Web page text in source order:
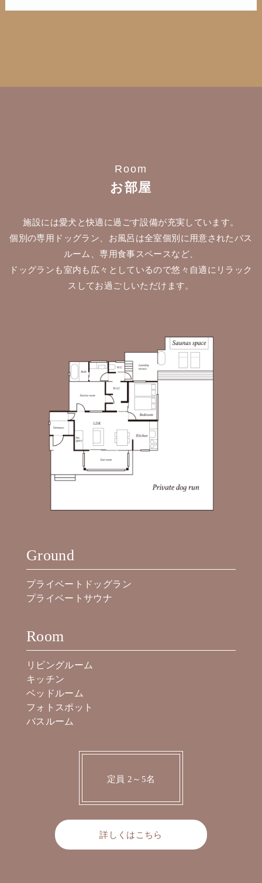
Room
お部屋
施設には愛犬と快適に過ごす設備が充実しています。
個別の専用ドッグラン、お風呂は全室個別に用意されたバス
ルーム、専用食事スペースなど、
ドッグランも室内も広々としているので悠々自適にリラック
スしてお過ごしいただけます。
Ground
プライベートドッグラン
プライベートサウナ
Room
リビングルーム
キッチン
ベッドルーム
フォトスポット
バスルーム
定員 2～5名
詳しくはこちら